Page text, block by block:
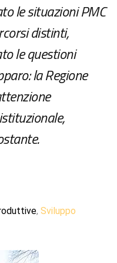
le situazioni PMC
distinti,
le questioni
la Regione
, Sviluppo